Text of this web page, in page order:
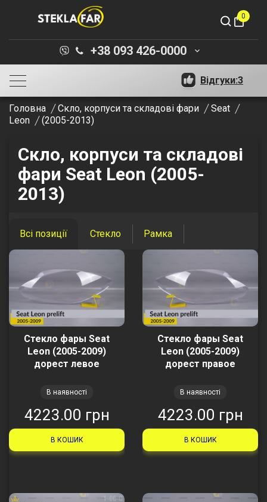
shopping_bag
0
+38 093 426-0000 keyboard_arrow_down
Відгуки:3
Головна Скло, корпуси та складові фари
Seat
Leon
(2005-2013)
Скло, корпуси та складові
фари Seat Leon (2005-
2013)
Всі позиції Стекло Рамка
Стекло фары Seat
Leon (2005-2009)
дорест левое
В наявності
4223.00 грн
В КОШИК
Стекло фары Seat
Leon (2005-2009)
дорест правое
В наявності
4223.00 грн
В КОШИК